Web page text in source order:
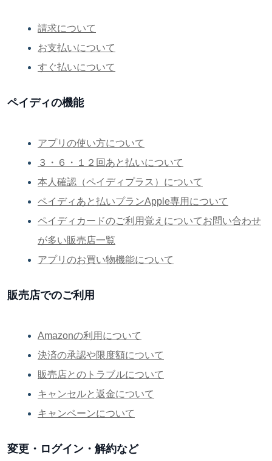
請求について
お支払いについて
すぐ払いについて
ペイディの機能
アプリの使い方について
３・６・１２回あと払いについて
本人確認（ペイディプラス）について
ペイディあと払いプランApple専用について
ペイディカードのご利用覚えについてお問い合わせ
が多い販売店一覧
アプリのお買い物機能について
販売店でのご利用
Amazonの利用について
決済の承認や限度額について
販売店とのトラブルについて
キャンセルと返金について
キャンペーンについて
変更・ログイン・解約など